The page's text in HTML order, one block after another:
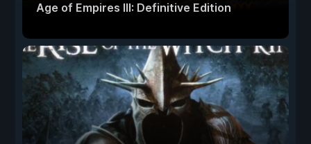
Age of Empires III: Definitive Edition